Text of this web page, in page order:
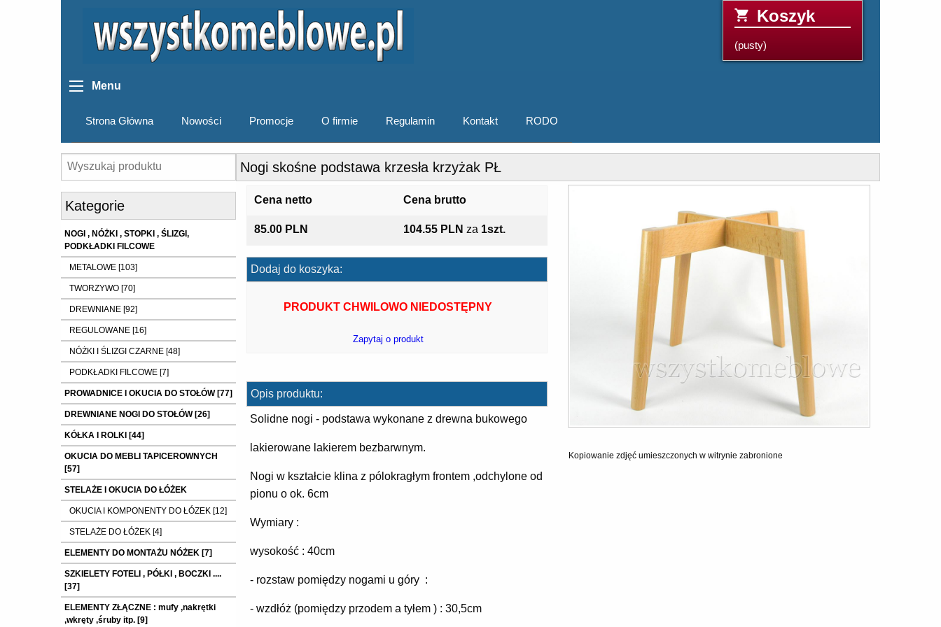
Koszyk
(pusty)
Menu
Strona Główna Nowości Promocje O firmie Regulamin Kontakt RODO
Kategorie
NOGI , NÓŻKI , STOPKI , ŚLIZGI,
PODKŁADKI FILCOWE
METALOWE [103]
TWORZYWO [70]
DREWNIANE [92]
REGULOWANE [16]
NÓŻKI I ŚLIZGI CZARNE [48]
PODKŁADKI FILCOWE [7]
PROWADNICE I OKUCIA DO STOŁÓW [77]
DREWNIANE NOGI DO STOŁÓW [26]
KÓŁKA I ROLKI [44]
OKUCIA DO MEBLI TAPICEROWNYCH
[57]
STELAŻE I OKUCIA DO ŁÓŻEK
OKUCIA I KOMPONENTY DO ŁÓZEK [12]
STELAŻE DO ŁÓŻEK [4]
ELEMENTY DO MONTAŻU NÓŻEK [7]
SZKIELETY FOTELI , PÓŁKI , BOCZKI ....
[37]
ELEMENTY ZŁĄCZNE : mufy ,nakrętki
,wkręty ,śruby itp. [9]
Nogi skośne podstawa krzesła krzyżak PŁ
Cena netto Cena brutto
85.00 PLN 104.55 PLN za 1szt.
Dodaj do koszyka:
PRODUKT CHWILOWO NIEDOSTĘPNY
Zapytaj o produkt
Opis produktu:
Solidne nogi - podstawa wykonane z drewna bukowego
lakierowane lakierem bezbarwnym.
Nogi w kształcie klina z pólokragłym frontem ,odchylone od
pionu o ok. 6cm
Wymiary :
wysokość : 40cm
- rozstaw pomiędzy nogami u góry :
- wzdłóż (pomiędzy przodem a tyłem ) : 30,5cm
Kopiowanie zdjęć umieszczonych w witrynie zabronione